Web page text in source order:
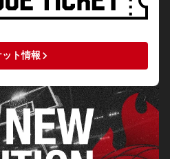
ト情報keyboard_arrow_right